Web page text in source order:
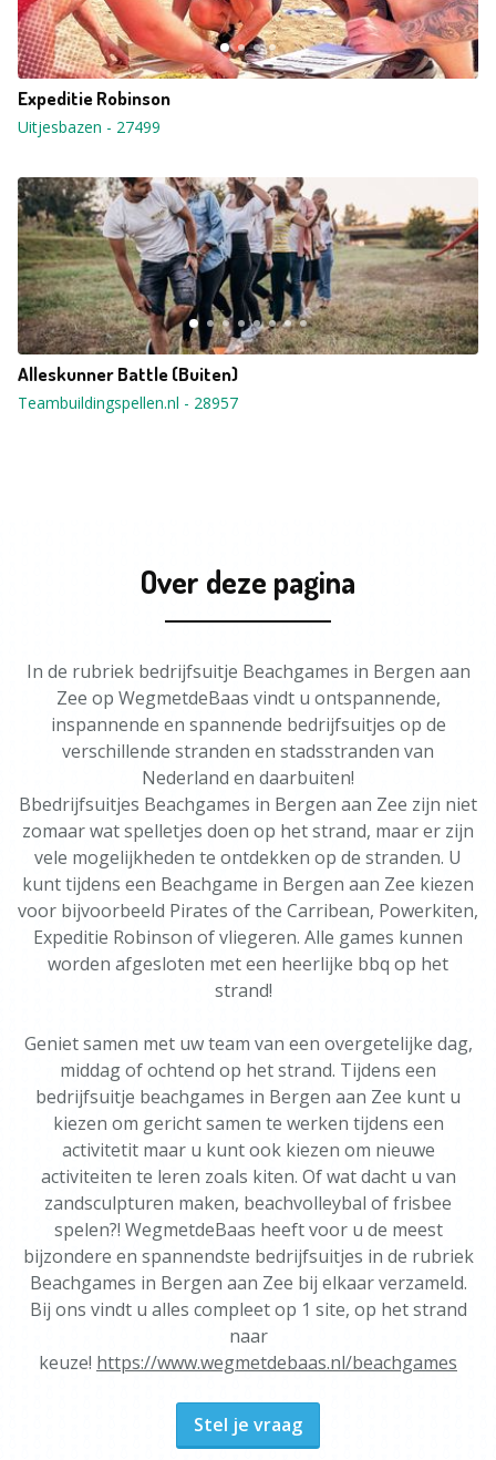
Expeditie Robinson
Uitjesbazen - 27499
Alleskunner Battle (Buiten)
Teambuildingspellen.nl - 28957
Over deze pagina
In de rubriek bedrijfsuitje Beachgames in Bergen aan
Zee op WegmetdeBaas vindt u ontspannende,
inspannende en spannende bedrijfsuitjes op de
verschillende stranden en stadsstranden van
Nederland en daarbuiten!
Bbedrijfsuitjes Beachgames in Bergen aan Zee zijn niet
zomaar wat spelletjes doen op het strand, maar er zijn
vele mogelijkheden te ontdekken op de stranden. U
kunt tijdens een Beachgame in Bergen aan Zee kiezen
voor bijvoorbeeld Pirates of the Carribean, Powerkiten,
Expeditie Robinson of vliegeren. Alle games kunnen
worden afgesloten met een heerlijke bbq op het
strand!
Geniet samen met uw team van een overgetelijke dag,
middag of ochtend op het strand. Tijdens een
bedrijfsuitje beachgames in Bergen aan Zee kunt u
kiezen om gericht samen te werken tijdens een
activitetit maar u kunt ook kiezen om nieuwe
activiteiten te leren zoals kiten. Of wat dacht u van
zandsculpturen maken, beachvolleybal of frisbee
spelen?! WegmetdeBaas heeft voor u de meest
bijzondere en spannendste bedrijfsuitjes in de rubriek
Beachgames in Bergen aan Zee bij elkaar verzameld.
Bij ons vindt u alles compleet op 1 site, op het strand
naar
keuze! https://www.wegmetdebaas.nl/beachgames
Stel je vraag